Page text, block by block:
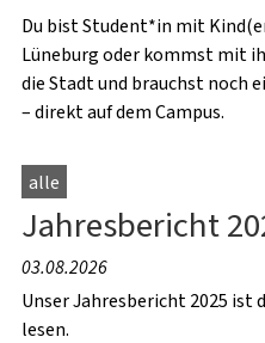
Du bist Student*in mit
Lüneburg oder kommst mit
die Stadt und brauchst noch
– direkt auf dem Campus.
alle
Jahresbericht
03.08.2026
Unser Jahresbericht 2025 ist
lesen.